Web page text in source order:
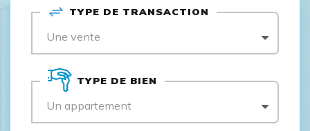
TYPE DE TRANSACTION
Une vente
TYPE DE BIEN
Un appartement